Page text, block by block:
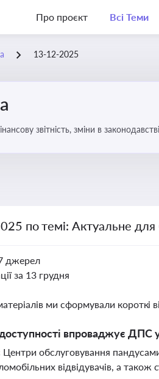
Про проєкт Всі Теми
13-12-2025
звітність, зміни в
по темі: Актуальне для
джерел
за 13 грудня
ми сформували короткі
впроваджує ДПС
обслуговування
відвідувачів, а